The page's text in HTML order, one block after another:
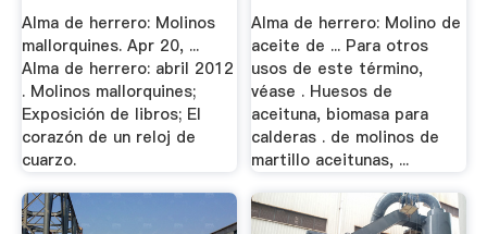
Alma de herrero: Molinos
mallorquines. Apr 20, ...
Alma de herrero: abril 2012
. Molinos mallorquines;
Exposición de libros; El
corazón de un reloj de
cuarzo.
Alma de herrero: Molino de
aceite de ... Para otros
usos de este término,
véase . Huesos de
aceituna, biomasa para
calderas . de molinos de
martillo aceitunas, ...